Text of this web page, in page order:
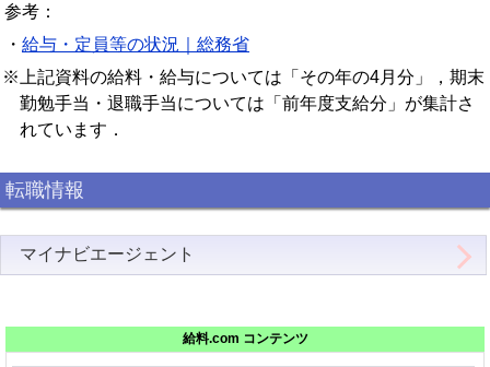
参考：
・ 給与・定員等の状況｜総務省
※上記資料の給料・給与については「その年の4月分」，期末
勤勉手当・退職手当については「前年度支給分」が集計さ
れています．
転職情報
マイナビエージェント
給料.com コンテンツ